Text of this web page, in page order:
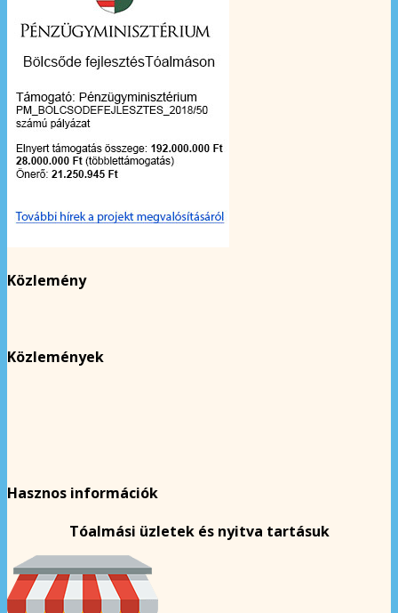
Közlemény
Közlemények
Hasznos információk
Tóalmási üzletek és nyitva tartásuk